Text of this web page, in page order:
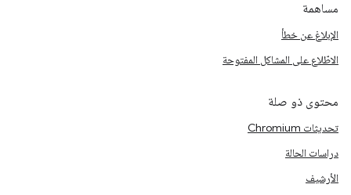
مساهمة
الإبلاغ عن خطأ
الاطّلاع على المشاكل المفتوحة
محتوى ذو صلة
تحديثات Chromium
دراسات الحالة
الأرشيف